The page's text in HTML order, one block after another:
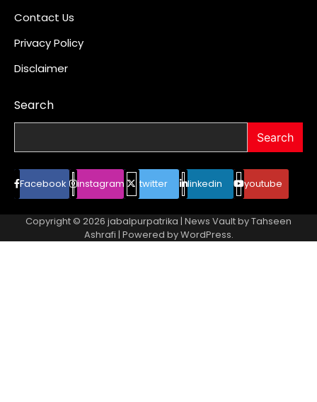
Contact Us
Privacy Policy
Disclaimer
Search
Search
Facebook instagram twitter linkedin youtube
Copyright © 2026 jabalpurpatrika | News Vault byTahseen
Ashrafi | Powered byWordPress.